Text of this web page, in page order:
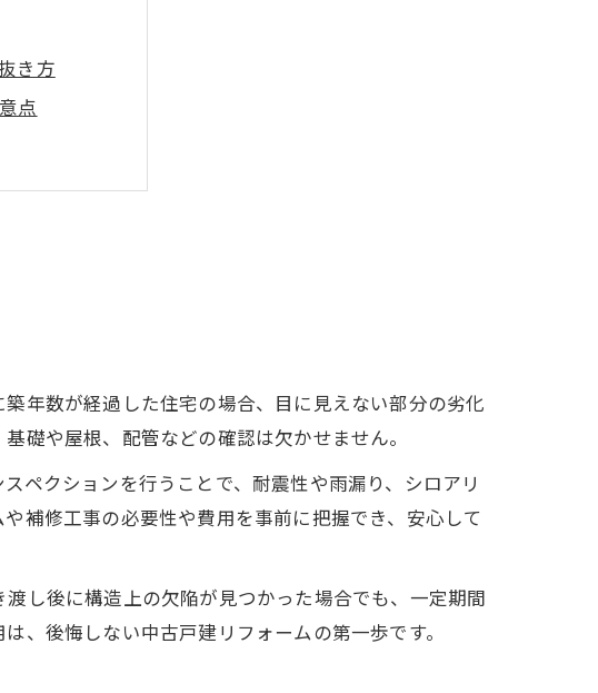
き方
点
化
方
方
いへ
のが効果的
年数が経過した住宅の場合、目に見えない部分の劣化
礎や屋根、配管などの確認は欠かせません。
ペクションを行うことで、耐震性や雨漏り、シロアリ
補修工事の必要性や費用を事前に把握でき、安心して
し後に構造上の欠陥が見つかった場合でも、一定期間
、後悔しない中古戸建リフォームの第一歩です。